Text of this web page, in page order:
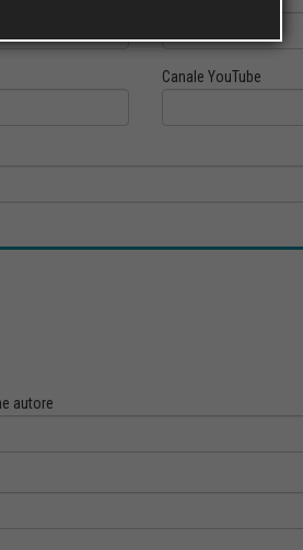
Canale YouTube
autore